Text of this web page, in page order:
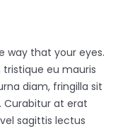
way that your eyes.
tristique eu mauris
diam, fringilla sit
at erat
sagittis lectus